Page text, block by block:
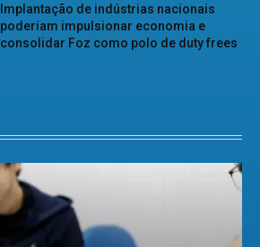
Implantação de indústrias nacionais
poderiam impulsionar economia e
consolidar Foz como polo de duty frees